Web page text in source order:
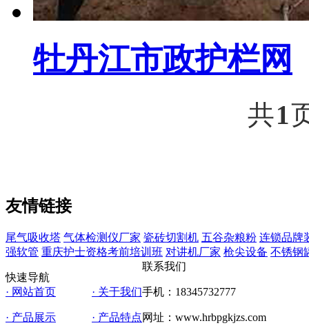
牡丹江市政护栏网
共1
友情链接
尾气吸收塔 气体检测仪厂家 瓷砖切割机 五谷杂粮粉 连锁品牌
强软管 重庆护士资格考前培训班 对讲机厂家 枪尖设备 不锈钢
快速导航
· 网站首页
· 关于我们
· 产品展示 · 产品特点
联系我们
手机：18345732777
网址：www.hrbpgkjzs.com